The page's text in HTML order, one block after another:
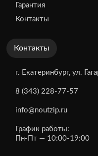
Гарантия
Контакты
Контакты
г. Екатеринбург, ул.
8 (343) 228-77-57
info@noutzip.ru
График работы:
Пн-Пт — 10:00-19:00